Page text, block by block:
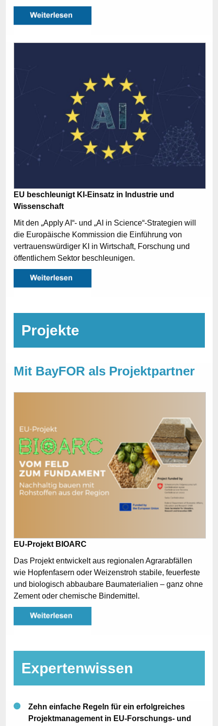
EU beschleunigt KI-Einsatz in Industrie und
Wissenschaft
Mit den „Apply AI“- und „AI in Science“-Strategien will
die Europäische Kommission die Einführung von
vertrauenswürdiger KI in Wirtschaft, Forschung und
öffentlichem Sektor beschleunigen.
Projekte
Mit BayFOR als Projektpartner
EU-Projekt BIOARC
Das Projekt entwickelt aus regionalen Agrarabfällen
wie Hopfenfasern oder Weizenstroh stabile, feuerfeste
und biologisch abbaubare Baumaterialien – ganz ohne
Zement oder chemische Bindemittel.
Expertenwissen
Zehn einfache Regeln für ein erfolgreiches
Projektmanagement in EU-Forschungs- und